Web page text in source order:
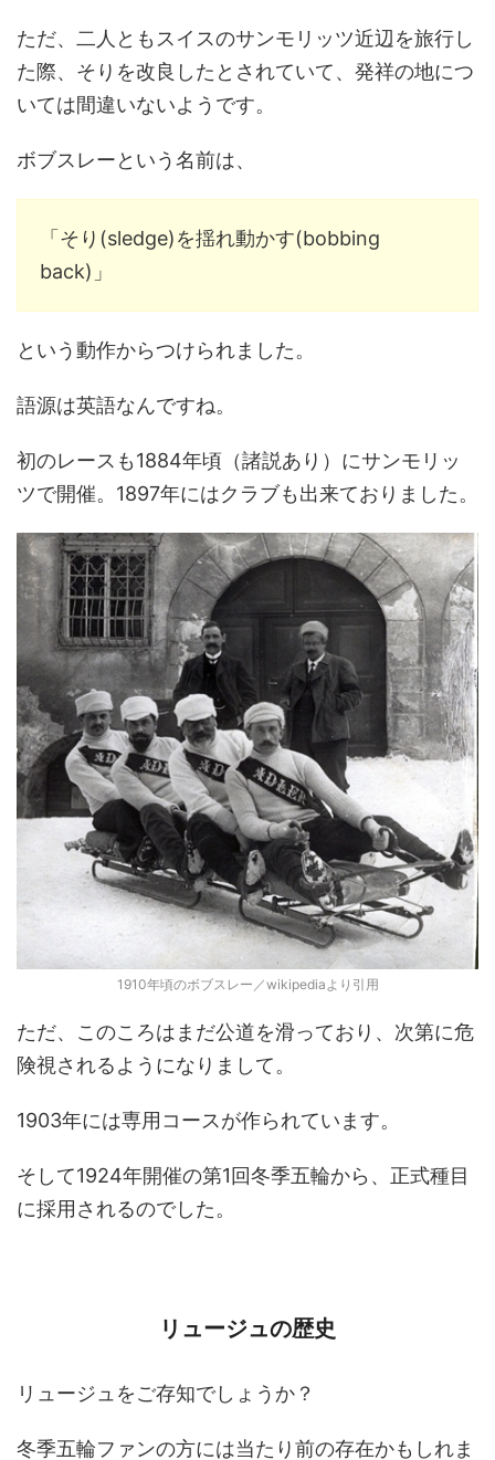
ただ、二人ともスイスのサンモリッツ近辺を旅行し
た際、そりを改良したとされていて、発祥の地につ
いては間違いないようです。
ボブスレーという名前は、
「そり(sledge)を揺れ動かす(bobbing
back)」
という動作からつけられました。
語源は英語なんですね。
初のレースも1884年頃（諸説あり）にサンモリッ
ツで開催。1897年にはクラブも出来ておりました。
1910年頃のボブスレー／wikipediaより引用
ただ、このころはまだ公道を滑っており、次第に危
険視されるようになりまして。
1903年には専用コースが作られています。
そして1924年開催の第1回冬季五輪から、正式種目
に採用されるのでした。
リュージュの歴史
リュージュをご存知でしょうか？
冬季五輪ファンの方には当たり前の存在かもしれま